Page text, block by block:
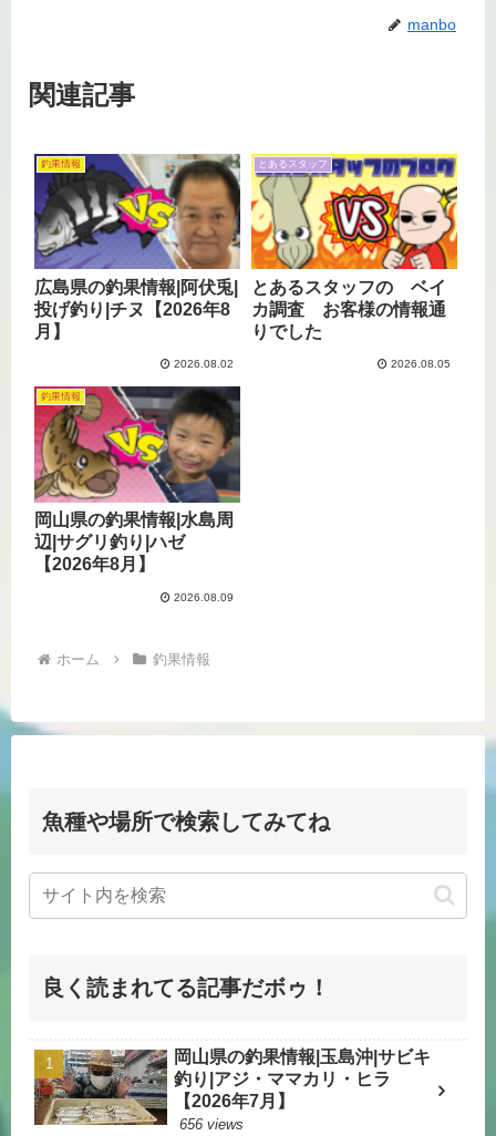
manbo
関連記事
釣果情報
広島県の釣果情報|阿伏兎|
投げ釣り|チヌ【2026年8
月】
2026.08.02
とあるスタッフ
とあるスタッフの ベイ
カ調査 お客様の情報通
りでした
2026.08.05
釣果情報
岡山県の釣果情報|水島周
辺|サグリ釣り|ハゼ
【2026年8月】
2026.08.09
ホーム 釣果情報
魚種や場所で検索してみてね
良く読まれてる記事だボゥ！
岡山県の釣果情報|玉島沖|サビキ
釣り|アジ・ママカリ・ヒラ
【2026年7月】
656 views